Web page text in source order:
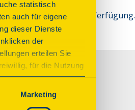
statistisch
auch für eigene
dieser Dienste
der
erteilen Sie
für die Nutzung
das Consent Tool
und für den
Marketing
Ansprechpartner zur Verfügung.